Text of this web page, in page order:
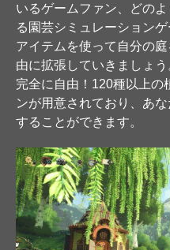
いるゲームファン、どの
る園芸シミュレーション
アイテムを使って自分の
由に拡張していきましょ
完全に自由！120種以上の
ンが用意されており、あ
することができます。